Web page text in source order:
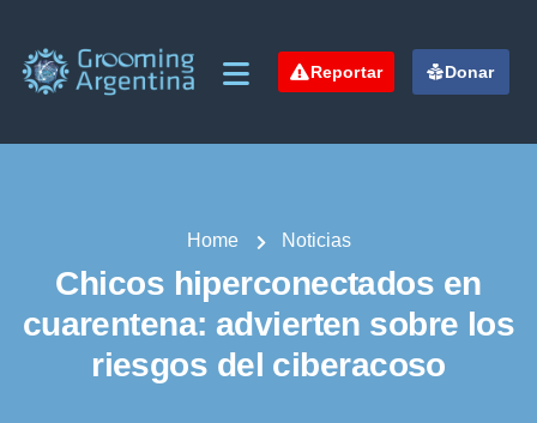
Reportar Donar
Home Noticias
Chicos hiperconectados en
cuarentena: advierten sobre los
riesgos del ciberacoso